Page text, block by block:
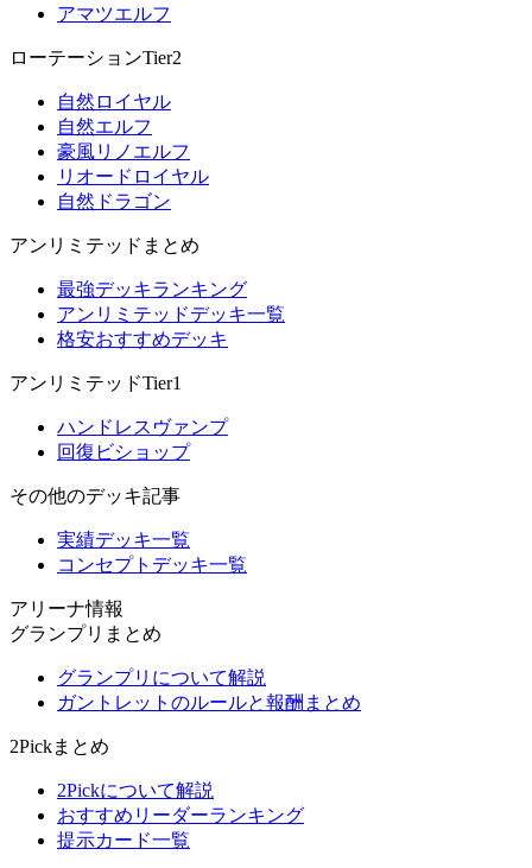
アマツエルフ
ローテーションTier2
自然ロイヤル
自然エルフ
豪風リノエルフ
リオードロイヤル
自然ドラゴン
アンリミテッドまとめ
最強デッキランキング
アンリミテッドデッキ一覧
格安おすすめデッキ
アンリミテッドTier1
ハンドレスヴァンプ
回復ビショップ
その他のデッキ記事
実績デッキ一覧
コンセプトデッキ一覧
アリーナ情報
グランプリまとめ
グランプリについて解説
ガントレットのルールと報酬まとめ
2Pickまとめ
2Pickについて解説
おすすめリーダーランキング
提示カード一覧